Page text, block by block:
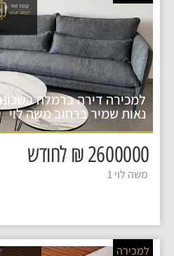
למכירה דירה ברמלה בשכונת
נאות שמיר ברחוב משה לוי
2600000 ₪ לחודש
משה לוי 1
למכירה